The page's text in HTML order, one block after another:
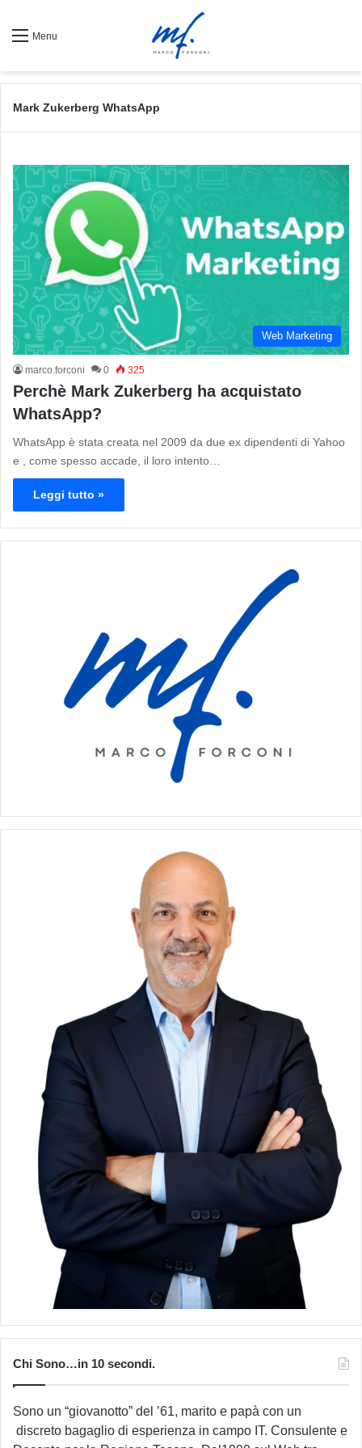
Menu
Mark Zukerberg WhatsApp
Web Marketing
marco.forconi 0 325
Perchè Mark Zukerberg ha acquistato
WhatsApp?
WhatsApp è stata creata nel 2009 da due ex dipendenti di Yahoo
e , come spesso accade, il loro intento…
Leggi tutto »
Chi Sono…in 10 secondi.
Sono un “giovanotto” del ’61, marito e papà con un
discreto bagaglio di esperienza in campo IT. Consulente e